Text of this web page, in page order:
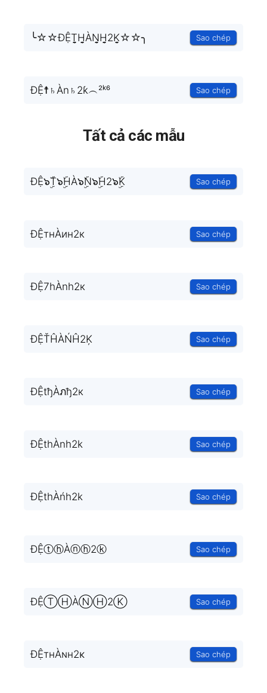
╰☆☆ĐỆT̬̤̯H̬̤̯ÀN̬̤̯H̬̤̯2K̬̤̯☆☆╮ Sao chép
ĐỆ☨♄Àn♄2ƙ︵²ᵏ⁶ Sao chép
Tất cả các mẫu
ĐỆ๖ۣۜT๖ۣۜHÀ๖ۣۜN๖ۣۜH2๖ۣۜK Sao chép
ĐỆтнÀин2к Sao chép
ĐỆ7hÀnh2к Sao chép
ĐỆŤĤÀŃĤ2Ķ Sao chép
ĐỆtђÀภђ2к Sao chép
ĐỆthÀnh2k Sao chép
ĐỆthÀńh2k Sao chép
ĐỆⓣⓗÀⓝⓗ2ⓚ Sao chép
ĐỆⓉⒽÀⓃⒽ2Ⓚ Sao chép
ĐỆтнÀɴн2κ Sao chép